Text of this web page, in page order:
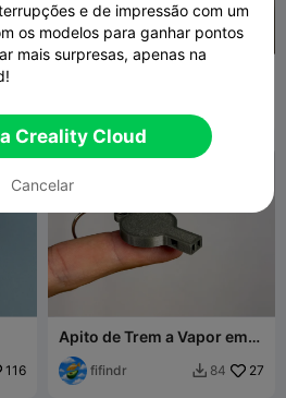
116
Apito de Trem a Vapor em
Miniatura
fifindr  84 27
e de impressão com um
os modelos para ganhar pontos
mais surpresas, apenas na
Creality Cloud
Cancelar